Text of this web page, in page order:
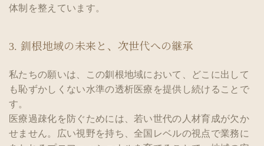
体制を整えています。
3. 釧根地域の未来と、次世代への継承
私たちの願いは、この釧根地域において、どこに出して
も恥ずかしくない水準の透析医療を提供し続けることで
す。
医療過疎化を防ぐためには、若い世代の人材育成が欠か
せません。広い視野を持ち、全国レベルの視点で業務に